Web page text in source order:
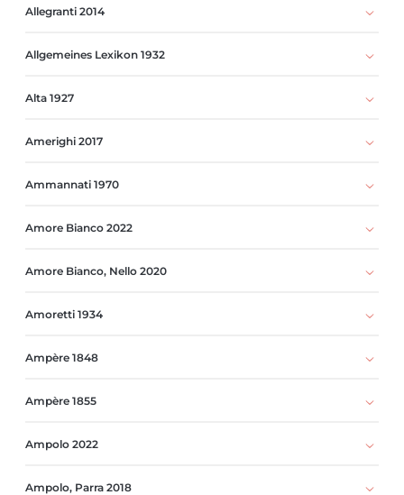
Allegranti 2014
Allgemeines Lexikon 1932
Alta 1927
Amerighi 2017
Ammannati 1970
Amore Bianco 2022
Amore Bianco, Nello 2020
Amoretti 1934
Ampère 1848
Ampère 1855
Ampolo 2022
Ampolo, Parra 2018